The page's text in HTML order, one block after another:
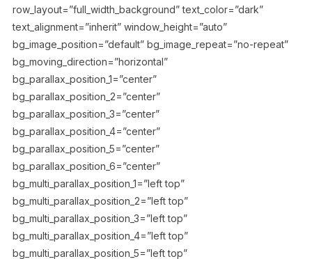
row_layout=”full_width_background” text_color=”dark”
text_alignment=”inherit” window_height=”auto”
bg_image_position=”default” bg_image_repeat=”no-repeat”
bg_moving_direction=”horizontal”
bg_parallax_position_1=”center”
bg_parallax_position_2=”center”
bg_parallax_position_3=”center”
bg_parallax_position_4=”center”
bg_parallax_position_5=”center”
bg_parallax_position_6=”center”
bg_multi_parallax_position_1=”left top”
bg_multi_parallax_position_2=”left top”
bg_multi_parallax_position_3=”left top”
bg_multi_parallax_position_4=”left top”
bg_multi_parallax_position_5=”left top”